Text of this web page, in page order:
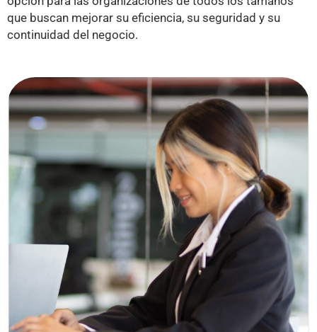
que buscan mejorar su eficiencia, su seguridad y su
continuidad del negocio.